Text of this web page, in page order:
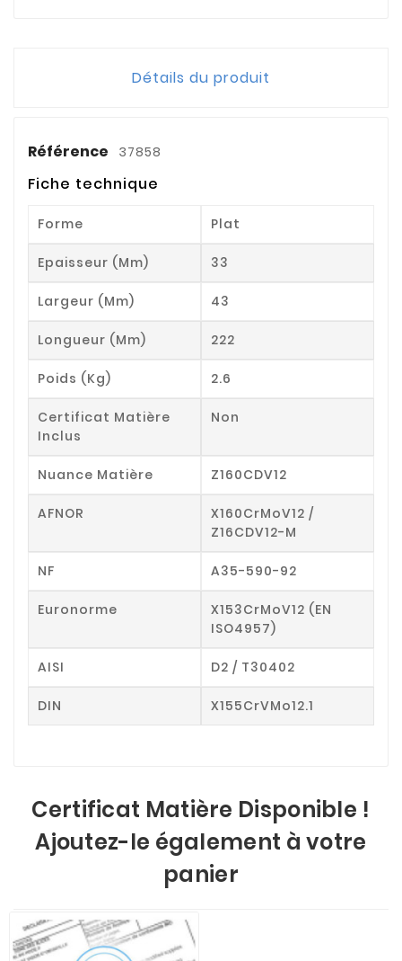
Détails du produit
Référence 37858
Fiche technique
Forme Plat
Epaisseur (mm) 33
Largeur (mm) 43
Longueur (mm) 222
Poids (kg) 2.6
Certificat Matière
Inclus
Non
Nuance Matière Z160CDV12
AFNOR
X160CrMoV12 /
Z16CDV12-M
NF A35-590-92
Euronorme
X153CrMoV12 (EN
ISO4957)
AISI D2 / T30402
DIN X155CrVMo12.1
Certificat Matière Disponible !
Ajoutez-le également à votre
panier